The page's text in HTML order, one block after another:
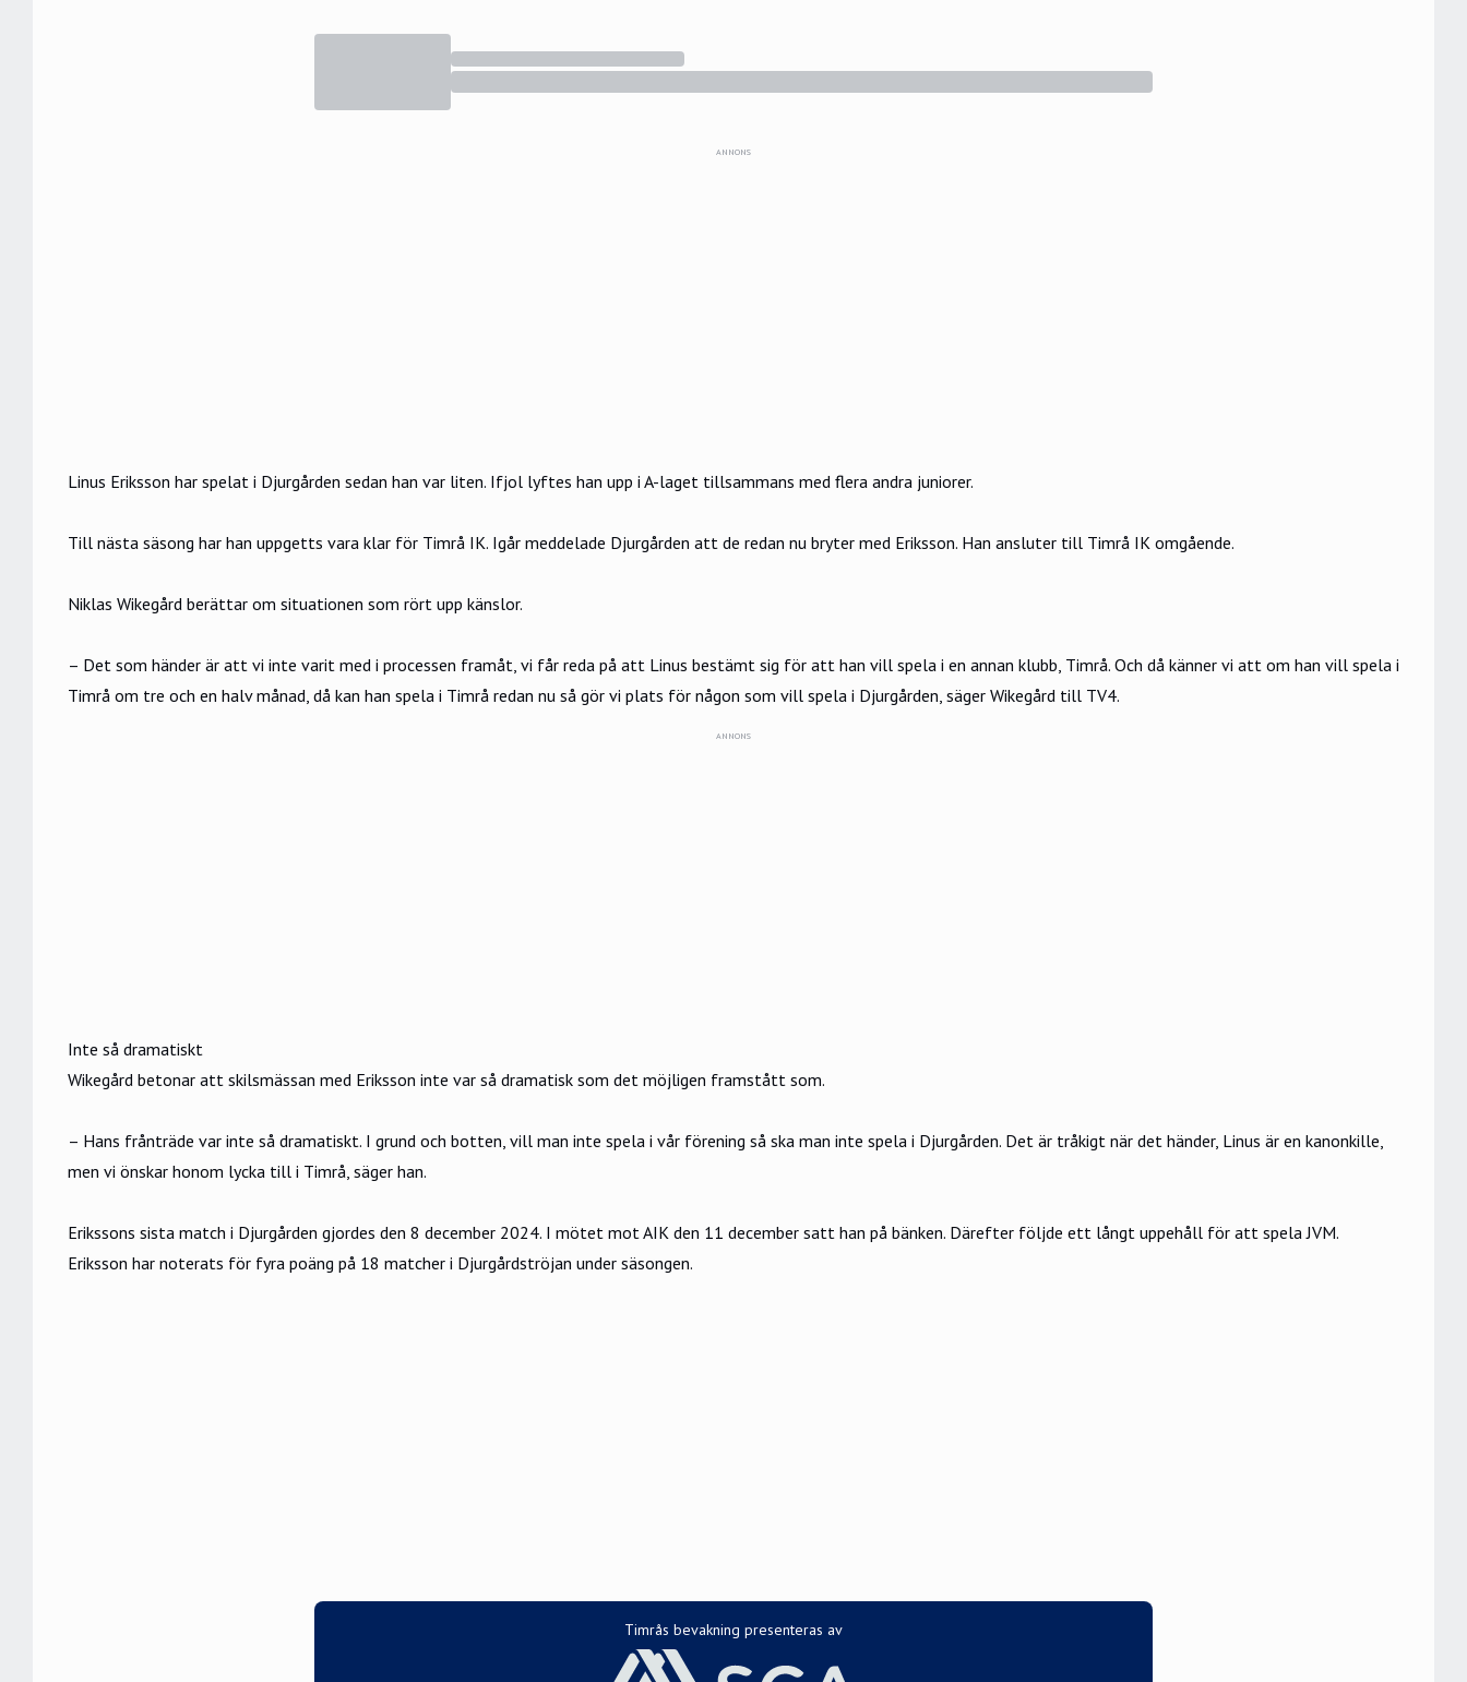
ANNONS
Linus Eriksson har spelat i Djurgården sedan han var liten. Ifjol lyftes han upp i A-laget tillsammans med flera andra juniorer.
Till nästa säsong har han uppgetts vara klar för Timrå IK. Igår meddelade Djurgården att de redan nu bryter med Eriksson. Han ansluter till Timrå IK omgående.
Niklas Wikegård berättar om situationen som rört upp känslor.
– Det som händer är att vi inte varit med i processen framåt, vi får reda på att Linus bestämt sig för att han vill spela i en annan klubb, Timrå. Och då känner vi att om han vill spela i
Timrå om tre och en halv månad, då kan han spela i Timrå redan nu så gör vi plats för någon som vill spela i Djurgården, säger Wikegård till TV4.
ANNONS
Inte så dramatiskt
Wikegård betonar att skilsmässan med Eriksson inte var så dramatisk som det möjligen framstått som.
– Hans frånträde var inte så dramatiskt. I grund och botten, vill man inte spela i vår förening så ska man inte spela i Djurgården. Det är tråkigt när det händer, Linus är en kanonkille,
men vi önskar honom lycka till i Timrå, säger han.
Erikssons sista match i Djurgården gjordes den 8 december 2024. I mötet mot AIK den 11 december satt han på bänken. Därefter följde ett långt uppehåll för att spela JVM.
Eriksson har noterats för fyra poäng på 18 matcher i Djurgårdströjan under säsongen.
Timrås bevakning presenteras av